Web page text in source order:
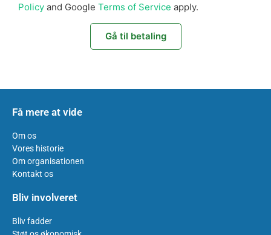
Policy and Google Terms of Service apply.
Gå til betaling
Få mere at vide
Om os
Vores historie
Om organisationen
Kontakt os
Bliv involveret
Bliv fadder